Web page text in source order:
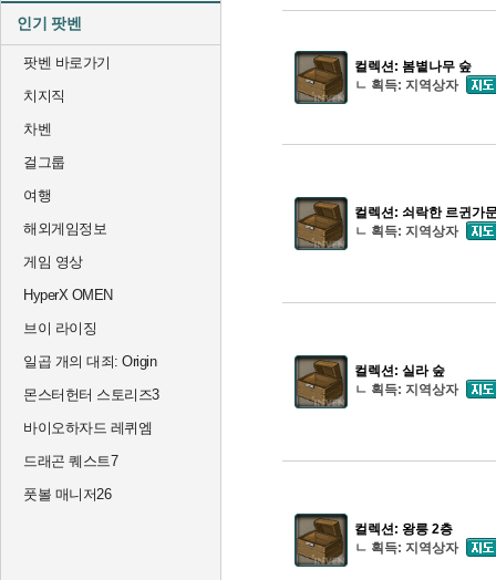
인기 팟벤
팟벤 바로가기
치지직
차벤
걸그룹
여행
해외게임정보
게임 영상
HyperX OMEN
브이 라이징
일곱 개의 대죄: Origin
몬스터헌터 스토리즈3
바이오하자드 레퀴엠
드래곤 퀘스트7
풋볼 매니저26
컬렉션: 봄볕나무 숲
ㄴ 획득: 지역상자
컬렉션: 쇠락한 르귄가
ㄴ 획득: 지역상자
컬렉션: 실라 숲
ㄴ 획득: 지역상자
컬렉션: 왕릉 2층
ㄴ 획득: 지역상자